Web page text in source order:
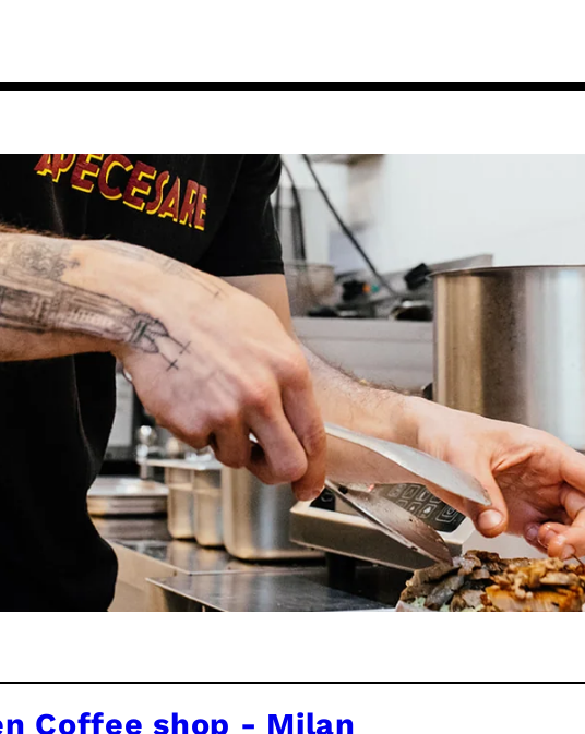
Coffee shop - Milan